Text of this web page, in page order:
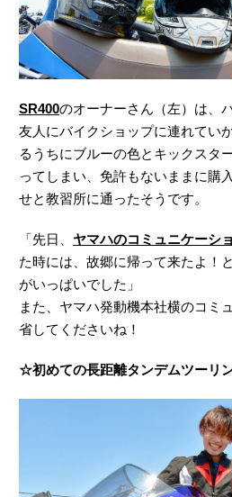
SR400のオーナーさん（左）は、
友人にバイクショップに連れてい
るうちにブルーの色とキックスタ
ってしまい、免許もないままに
せと教習所に通ったそうです。
「先日、 ヤマハのコミュニケーシ
た時には、故郷に帰って来たよ！
がいっぱいでした」
また、ヤマハ発動機本社横のコミ
省してくださいね！
☆初めての長距離タンデムツーリ